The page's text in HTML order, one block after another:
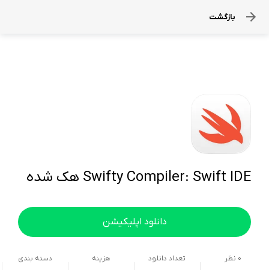
بازگشت
Swifty Compiler: Swift IDE هک شده
دانلود اپلیکیشن
0 نظر تعداد دانلود هزینه دسته بندی